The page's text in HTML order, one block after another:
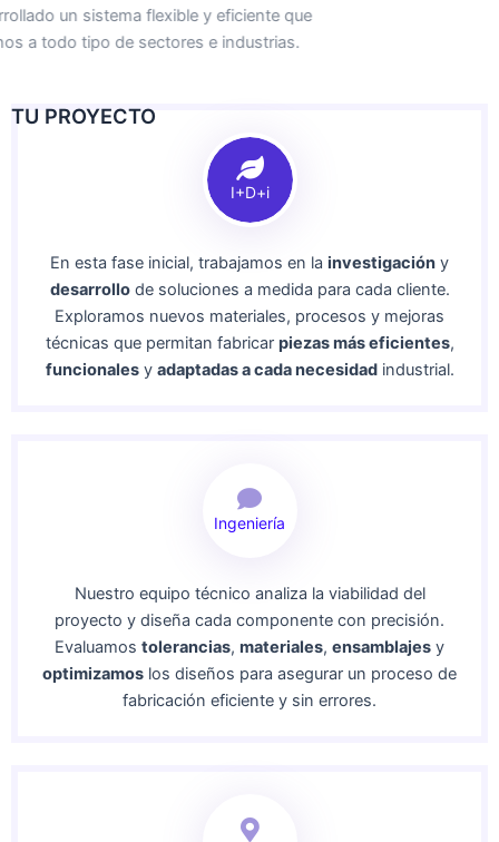
eso hemos desarrollado un sistema flexible y eficiente que
permite adaptarnos a todo tipo de sectores e industrias.
TU PROYECTO
I+D+i
En esta fase inicial, trabajamos en la investigación y
desarrollode soluciones a medida para cada cliente.
Exploramos nuevos materiales, procesos y mejoras
técnicas que permitan fabricar piezas más eficientes,
funcionalesy adaptadas a cada necesidadindustrial.
Ingeniería
Nuestro equipo técnico analiza la viabilidad del
proyecto y diseña cada componente con precisión.
Evaluamos tolerancias, materiales, ensamblajes y
optimizamos los diseños para asegurar un proceso de
fabricación eficiente y sin errores.